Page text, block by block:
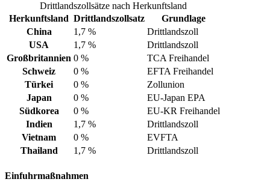
Drittlandszollsätze nach Herkunftsland
Herkunftsland Drittlandszollsatz
Grundlage
China
1,7 %
Drittlandszoll
USA
1,7 %
Drittlandszoll
Großbritannien 0 %
TCA Freihandel
Schweiz
0 %
EFTA Freihandel
Türkei
0 %
Zollunion
Japan
0 %
EU-Japan EPA
Südkorea
0 %
EU-KR Freihandel
Indien
1,7 %
Drittlandszoll
Vietnam
0 %
EVFTA
Thailand
1,7 % Drittlandszoll
Einfuhrmaßnahmen